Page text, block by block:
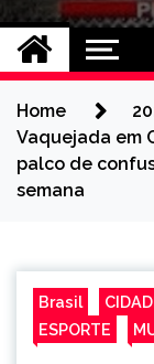
Home
Vaquejada em
palco de
semana
Brasil
ESPORTE